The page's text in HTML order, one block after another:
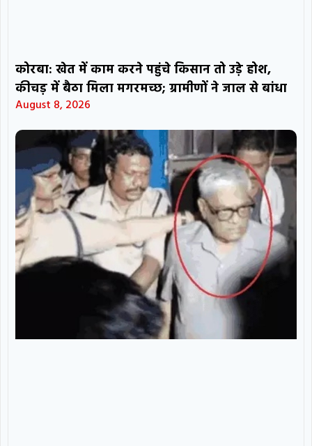
कोरबा: खेत में काम करने पहुंचे किसान तो उड़े होश,
कीचड़ में बैठा मिला मगरमच्छ; ग्रामीणों ने जाल से बांधा
August 8, 2026